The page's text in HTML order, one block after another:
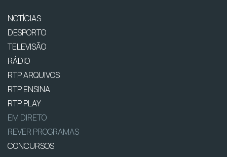
NOTÍCIAS
DESPORTO
TELEVISÃO
RÁDIO
RTP ARQUIVOS
RTP ENSINA
RTP PLAY
EM DIRETO
REVER PROGRAMAS
CONCURSOS